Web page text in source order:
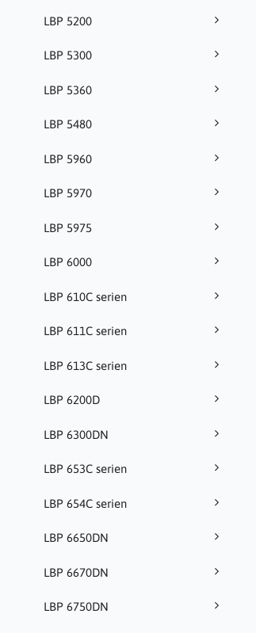
LBP 5200
LBP 5300
LBP 5360
LBP 5480
LBP 5960
LBP 5970
LBP 5975
LBP 6000
LBP 610C serien
LBP 611C serien
LBP 613C serien
LBP 6200D
LBP 6300DN
LBP 653C serien
LBP 654C serien
LBP 6650DN
LBP 6670DN
LBP 6750DN